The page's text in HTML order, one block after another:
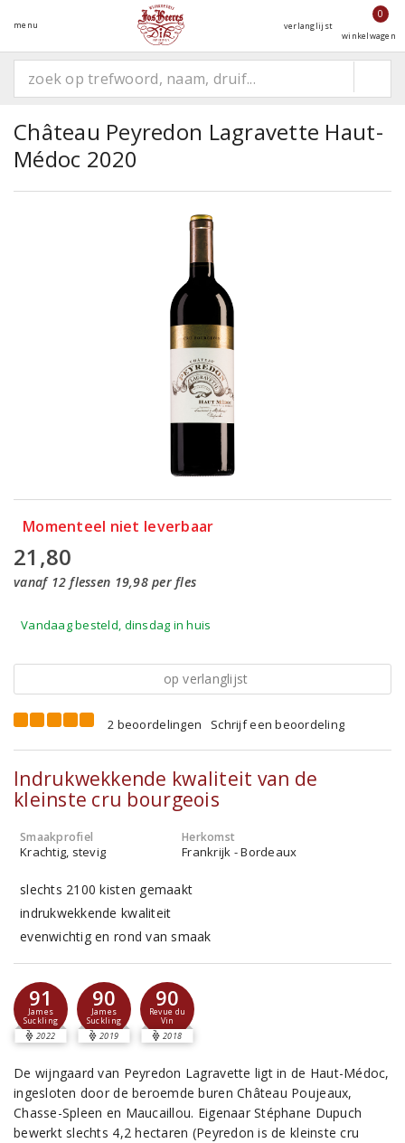
menu verlanglijst
0
winkelwagen
Château Peyredon Lagravette Haut-
Médoc 2020
Momenteel niet leverbaar
21,80
vanaf 12 flessen 19,98 per fles
Vandaag besteld, dinsdag in huis
op verlanglijst
2 beoordelingen Schrijf een beoordeling
Indrukwekkende kwaliteit van de
kleinste cru bourgeois
Smaakprofiel
Krachtig, stevig
Herkomst
Frankrijk - Bordeaux
slechts 2100 kisten gemaakt
indrukwekkende kwaliteit
evenwichtig en rond van smaak
91
James
Suckling
2022
90
James
Suckling
2019
90
Revue du
Vin
2018
De wijngaard van Peyredon Lagravette ligt in de Haut-Médoc,
ingesloten door de beroemde buren Château Poujeaux,
Chasse-Spleen en Maucaillou. Eigenaar Stéphane Dupuch
bewerkt slechts 4,2 hectaren (Peyredon is de kleinste cru